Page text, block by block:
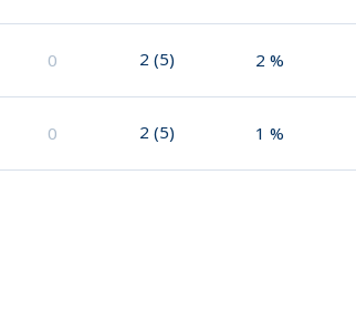
0 2 (5) 2 %
0 2 (5) 1 %